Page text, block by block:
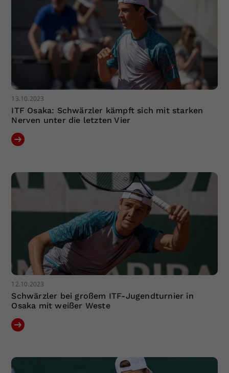
13.10.2023
ITF Osaka: Schwärzler kämpft sich mit starken
Nerven unter die letzten Vier
12.10.2023
Schwärzler bei großem ITF-Jugendturnier in
Osaka mit weißer Weste